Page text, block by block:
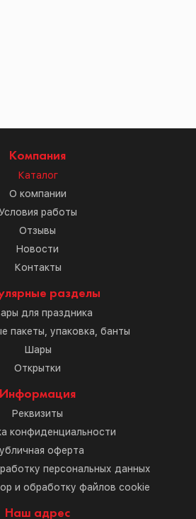
Компания
Каталог
О компании
Условия работы
Отзывы
Новости
Контакты
разделы
для праздника
пакеты, упаковка, банты
Шары
Открытки
Информация
Реквизиты
конфиденциальности
оферта
персональных данных
и обработку файлов cookie
Наш адрес